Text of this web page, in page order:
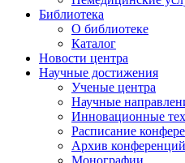
Библиотека
О библиотеке
Каталог
Новости центра
Научные достижения
Ученые центра
Научные
Инновационные
Расписание
Архив
Монографии